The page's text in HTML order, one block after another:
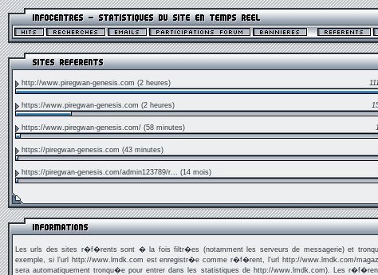
http://www.piregwan-genesis.com (2 heures)
https://www.piregwan-genesis.com (2 heures)
https://www.piregwan-genesis.com/ (58 minutes)
https://piregwan-genesis.com (43 minutes)
https://piregwan-genesis.com/admin123789/r... (14 mois)
Les urls des sites r�f�rents sont � la fois filtr�es (notamment les serveurs de messagerie) et
exemple, si l'url http://www.lmdk.com est enregistr�e comme r�f�rent, l'url http://www.lmdk.com/
sera automatiquement tronqu�e pour entrer dans les statistiques de http://www.lmdk.com). Les